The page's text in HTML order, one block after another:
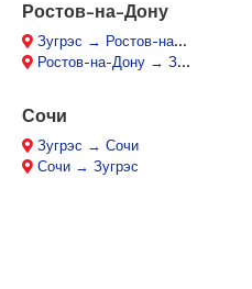
Ростов-на-Дону
Зугрэс → Ростов-на-Дону
Ростов-на-Дону → Зугрэс
Сочи
Зугрэс → Сочи
Сочи → Зугрэс